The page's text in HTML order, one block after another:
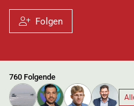
Folgen
760 Folgende